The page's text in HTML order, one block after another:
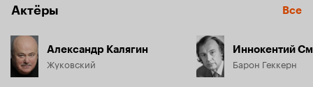
Актёры Все
Александр Калягин
Жуковский Барон Геккерн